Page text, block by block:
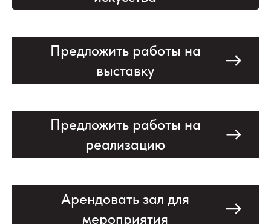
Предложить работы на
выставку
Предложить работы на
реализацию
Арендовать зал для
мероприятия